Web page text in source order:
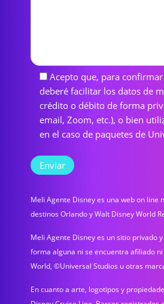
Acepto que, para
deberé facilitar los datos de
crédito o débito de forma
email, Zoom, etc.), o bien
en el caso de paquetes de
Meli Agente Disney es una web on line
destinos Orlando y Walt Disney World
Meli Agente Disney es un sitio privado
forma alguna ni se encuentra afiliado
World, ©Universal Studios u otras
En cuanto a arte, logotipos y